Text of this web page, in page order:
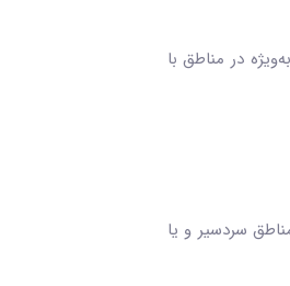
در مناطق با
سردسیر و یا